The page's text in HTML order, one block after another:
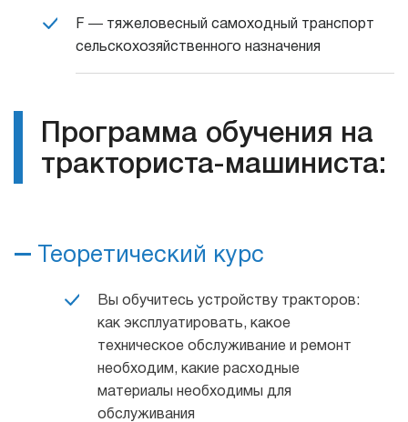
F ― тяжеловесный самоходный транспорт
сельскохозяйственного назначения
Программа обучения на
тракториста-машиниста:
Теоретический курс
Вы обучитесь устройству тракторов:
как эксплуатировать, какое
техническое обслуживание и ремонт
необходим, какие расходные
материалы необходимы для
обслуживания